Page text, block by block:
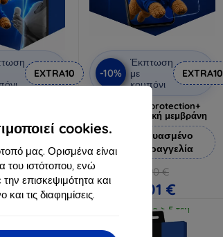
cookies.
μας. Ορισμένα είναι
του ιστότοπου, ενώ
επισκεψιμότητα και
τις διαφημίσεις.
EXTRA10
€
€
-10%
Έκπτωση
με
κουπόνι
EXTRA10
3mk Silverprotection+
προστατευτική μεμβράνη
Κατασκευασμένο
κατά παραγγελία
18,90 €
17,01 €
Διαθέσιμο > 5 τεμ